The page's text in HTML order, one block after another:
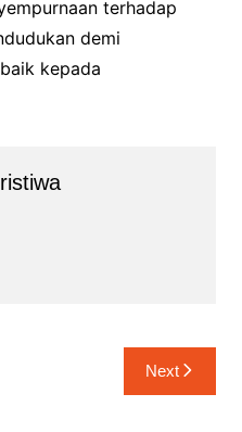
terhadap
demi
kepada
Next